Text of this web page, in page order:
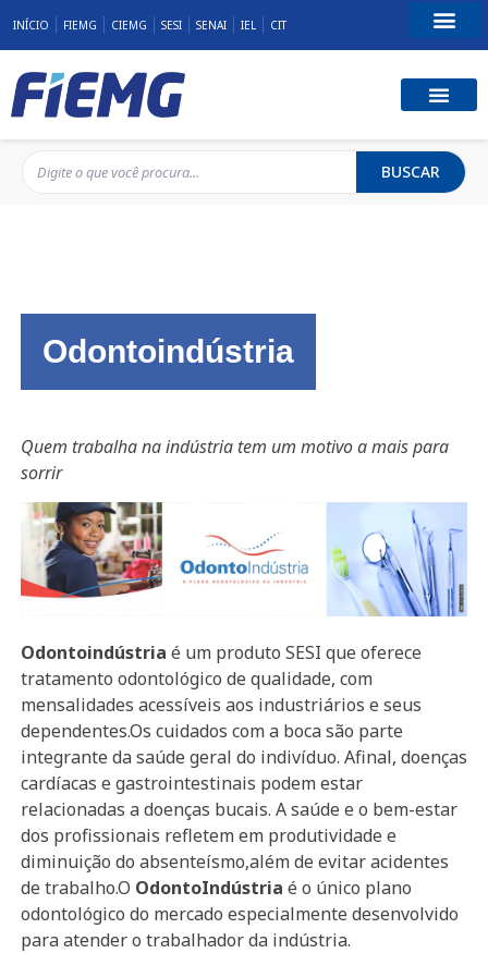
INÍCIO FIEMG CIEMG SESI SENAI IEL CIT
BUSCAR
Odontoindústria
Quem trabalha na indústria tem um motivo a mais para
sorrir
Odontoindústria é um produto SESI que oferece
tratamento odontológico de qualidade, com
mensalidades acessíveis aos industriários e seus
dependentes.Os cuidados com a boca são parte
integrante da saúde geral do indivíduo. Afinal, doenças
cardíacas e gastrointestinais podem estar
relacionadas a doenças bucais. A saúde e o bem-estar
dos profissionais refletem em produtividade e
diminuição do absenteísmo,além de evitar acidentes
de trabalho.O OdontoIndústria é o único plano
odontológico do mercado especialmente desenvolvido
para atender o trabalhador da indústria.